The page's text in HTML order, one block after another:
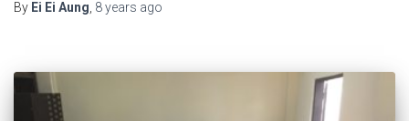
By Ei Ei Aung 8 years ago